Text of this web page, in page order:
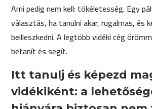
Ami pedig nem kell: tökéletesség. Egy
választás, ha tanulni akar, rugalmas, és
beilleszkedni. A legtöbb vidéki cég
betanít és segít.
Itt tanulj és képezd
vidékiként: a